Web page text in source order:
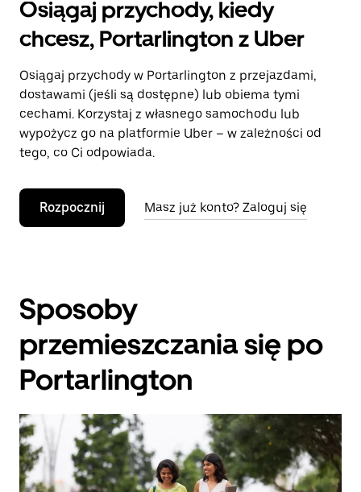
Osiągaj przychody, kiedy
chcesz, Portarlington z Uber
Osiągaj przychody w Portarlington z przejazdami,
dostawami (jeśli są dostępne) lub obiema tymi
cechami. Korzystaj z własnego samochodu lub
wypożycz go na platformie Uber – w zależności od
tego, co Ci odpowiada.
Rozpocznij Masz już konto? Zaloguj się
Sposoby
przemieszczania się po
Portarlington